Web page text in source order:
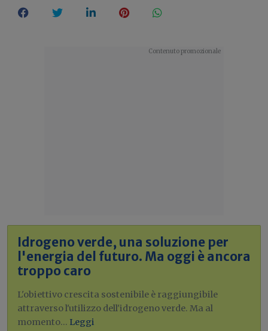
Idrogeno verde, una soluzione per
l'energia del futuro. Ma oggi è ancora
troppo caro
L'obiettivo crescita sostenibile è raggiungibile
attraverso l'utilizzo dell'idrogeno verde. Ma al
momento... Leggi